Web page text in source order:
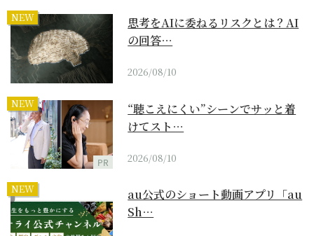
NEW
思考をAIに委ねるリスクとは？AI
の回答…
2026/08/10
NEW
PR
“聴こえにくい”シーンでサッと着
けてスト…
2026/08/10
NEW
au公式のショート動画アプリ「au
Sh…